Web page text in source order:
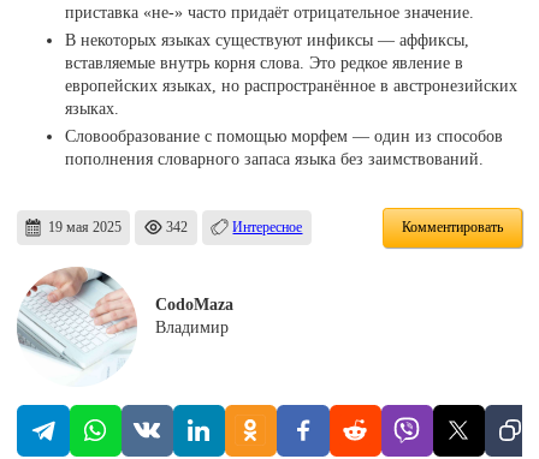
приставка «не-» часто придаёт отрицательное значение.
В некоторых языках существуют инфиксы — аффиксы,
вставляемые внутрь корня слова. Это редкое явление в
европейских языках, но распространённое в австронезийских
языках.
Словообразование с помощью морфем — один из способов
пополнения словарного запаса языка без заимствований.
19 мая 2025 342 Интересное Комментировать
CodoMaza
Владимир